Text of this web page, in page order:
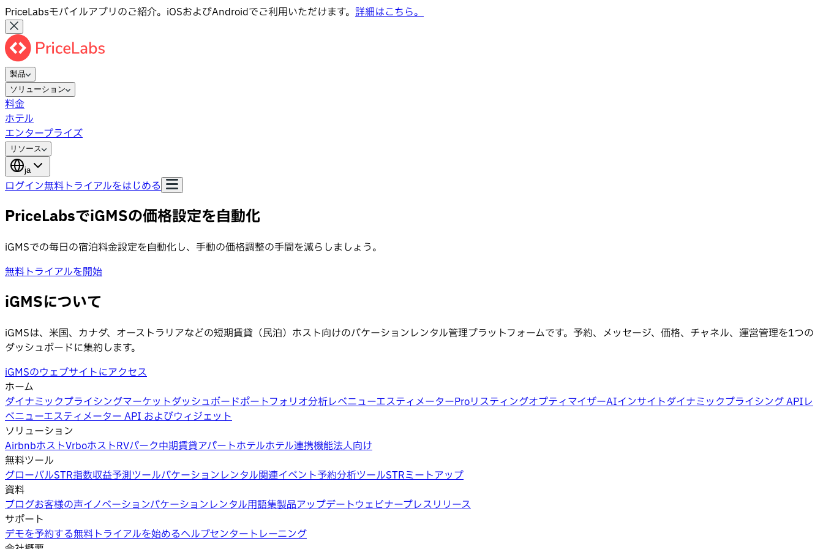
PriceLabsモバイルアプリのご紹介。iOSおよびAndroidでご利用いただけます。 詳細はこちら。
製品
ソリューション
料金
ホテル
エンタープライズ
リソース
ja
ログイン無料トライアルをはじめる
PriceLabsでiGMSの価格設定を自動化
iGMSでの毎日の宿泊料金設定を自動化し、手動の価格調整の手間を減らしましょう。
無料トライアルを開始
iGMSについて
iGMSは、米国、カナダ、オーストラリアなどの短期賃貸（民泊）ホスト向けのバケーションレンタル管理プラットフォームです。予約、メッセージ、価格、チャネル、運営管理を1つの
ダッシュボードに集約します。
iGMSのウェブサイトにアクセス
ホーム
ダイナミックプライシングマーケットダッシュボードポートフォリオ分析レベニューエスティメーターProリスティングオプティマイザーAIインサイトダイナミックプライシング APIレ
ベニューエスティメーター API およびウィジェット
ソリューション
AirbnbホストVrboホストRVパーク中期賃貸アパートホテルホテル連携機能法人向け
無料ツール
グローバルSTR指数収益予測ツールバケーションレンタル関連イベント予約分析ツールSTRミートアップ
資料
ブログお客様の声イノベーションバケーションレンタル用語集製品アップデートウェビナープレスリリース
サポート
デモを予約する無料トライアルを始めるヘルプセンター トレーニング